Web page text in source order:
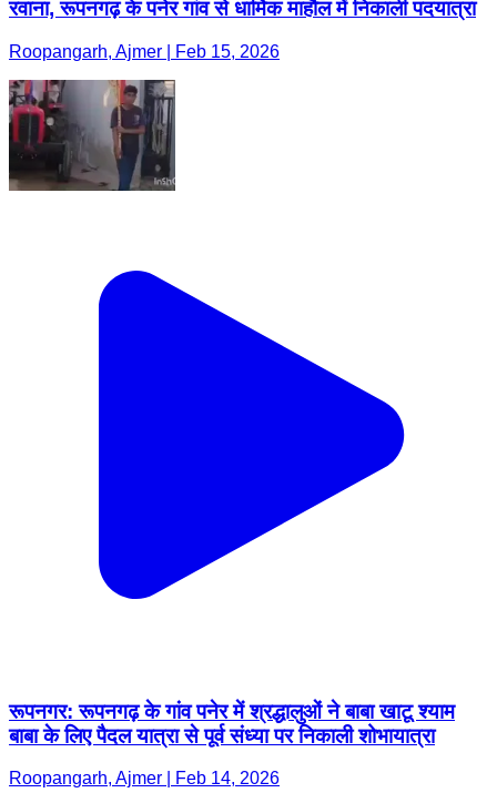
रवाना, रूपनगढ़ के पनेर गांव से धार्मिक माहौल में निकाली पदयात्रा
Roopangarh, Ajmer | Feb 15, 2026
रूपनगर: रूपनगढ़ के गांव पनेर में श्रद्धालुओं ने बाबा खाटू श्याम
बाबा के लिए पैदल यात्रा से पूर्व संध्या पर निकाली शोभायात्रा
Roopangarh, Ajmer | Feb 14, 2026